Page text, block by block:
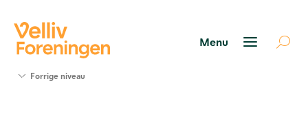
Forrige niveau